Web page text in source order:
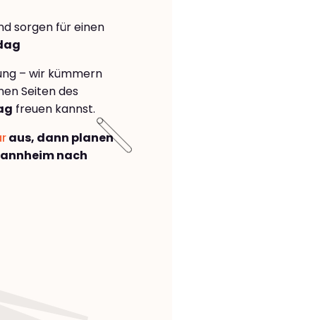
sorgen für einen
– wir kümmern
Seiten des
freuen kannst.
aus, dann planen
nach